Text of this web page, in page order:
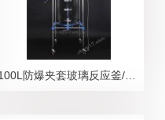
100L防爆夹套玻璃反应釜/隔爆安全防护设备